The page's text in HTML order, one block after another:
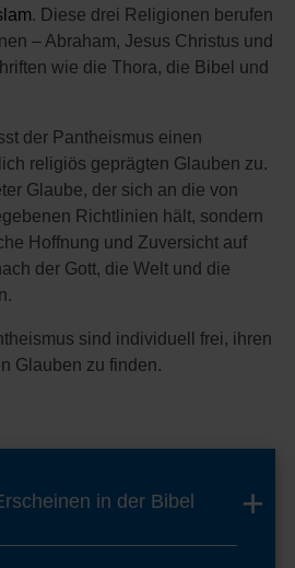
. Diese drei Religionen berufen
– Abraham, Jesus Christus und
wie die Thora, die Bibel und
der Pantheismus einen
religiös geprägten Glauben zu.
Glaube, der sich an die von
Richtlinien hält, sondern
Hoffnung und Zuversicht auf
der Gott, die Welt und die
sind individuell frei, ihren
Glauben zu finden.
in der Bibel